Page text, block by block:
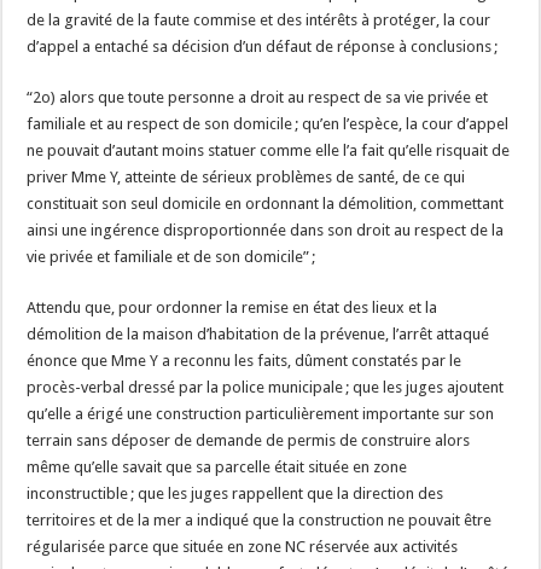
de la gravité de la faute commise et des intérêts à protéger, la cour
d’appel a entaché sa décision d’un défaut de réponse à conclusions ;
“2o) alors que toute personne a droit au respect de sa vie privée et
familiale et au respect de son domicile ; qu’en l’espèce, la cour d’appel
ne pouvait d’autant moins statuer comme elle l’a fait qu’elle risquait de
priver Mme Y, atteinte de sérieux problèmes de santé, de ce qui
constituait son seul domicile en ordonnant la démolition, commettant
ainsi une ingérence disproportionnée dans son droit au respect de la
vie privée et familiale et de son domicile” ;
Attendu que, pour ordonner la remise en état des lieux et la
démolition de la maison d’habitation de la prévenue, l’arrêt attaqué
énonce que Mme Y a reconnu les faits, dûment constatés par le
procès-verbal dressé par la police municipale ; que les juges ajoutent
qu’elle a érigé une construction particulièrement importante sur son
terrain sans déposer de demande de permis de construire alors
même qu’elle savait que sa parcelle était située en zone
inconstructible ; que les juges rappellent que la direction des
territoires et de la mer a indiqué que la construction ne pouvait être
régularisée parce que située en zone NC réservée aux activités